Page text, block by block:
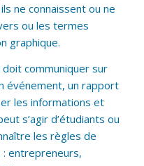
ne connaissent ou ne
ou les termes
graphique.
communiquer sur
événement, un rapport
les informations et
s’agir d’étudiants ou
les règles de
entrepreneurs,